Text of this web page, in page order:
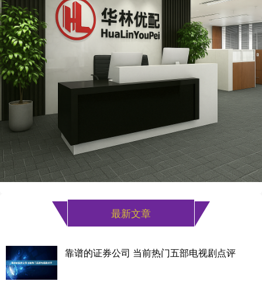
最新文章
靠谱的证券公司 当前热门五部电视剧点评